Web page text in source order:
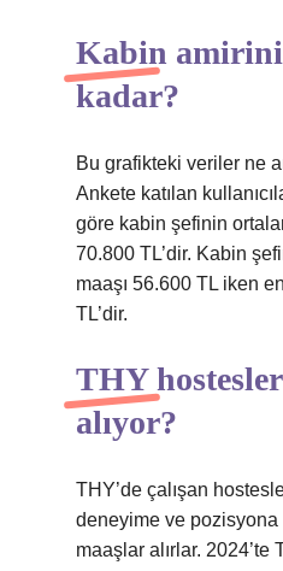
Kabin
kadar?
Bu grafikteki veriler ne
Ankete katılan
göre kabin şefinin
70.800 TL’dir. Kabin
maaşı 56.600 TL iken
TL’dir.
THY
alıyor?
THY’de çalışan
deneyime ve pozisyona
maaşlar alırlar. 2024’te